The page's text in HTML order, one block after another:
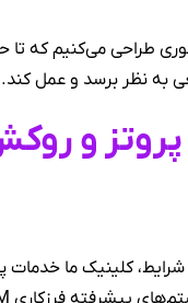
طراحی می‌کنیم که
به نظر برسد و عمل کند.
و
شرایط، کلینیک ما خدمات